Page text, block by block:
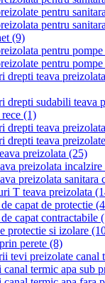
pentru
pentru
(9)
pentru
pentru
drepti teava
drepti sudabili teava
(1)
drepti teava
drepti teava
preizolata (25)
preizolata incalzire
preizolata sanitara
T teava preizolata
capat de protectie
capat contractabile
protectie si izolare
perete (8)
tevi preizolate canal
canal termic apa sub